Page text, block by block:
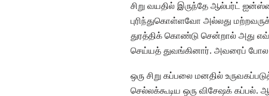
சிறு வயதில் இருந்தே ஆல்பர்ட்
புரிந்துகொள்ளவோ அல்லது
துரத்திக் கொண்டு சென்றால் அது
செய்யத் துவங்கினார். அவரைப்
ஒரு சிறு கப்பலை மனதில்
செல்லக்கூடிய ஒரு விசேஷக் கப்பல்.